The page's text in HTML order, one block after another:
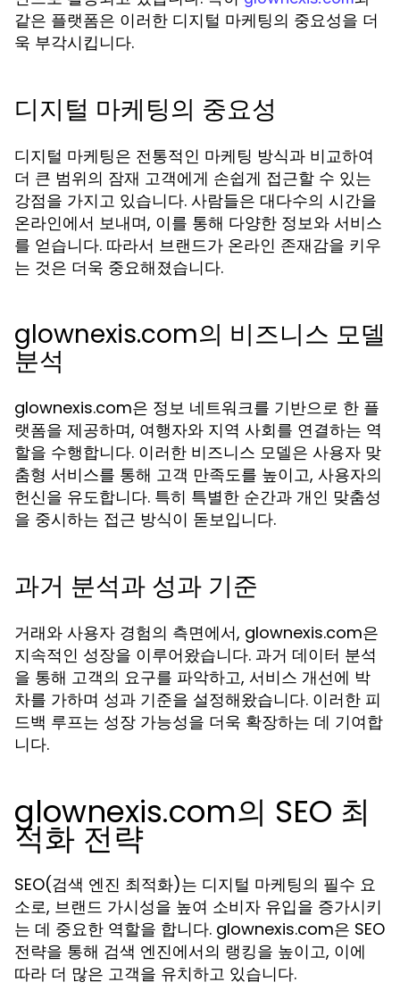
같은 플랫폼은 이러한 디지털 마케팅의 중요성을 더
욱 부각시킵니다.
디지털 마케팅의 중요성
디지털 마케팅은 전통적인 마케팅 방식과 비교하여
더 큰 범위의 잠재 고객에게 손쉽게 접근할 수 있는
강점을 가지고 있습니다. 사람들은 대다수의 시간을
온라인에서 보내며, 이를 통해 다양한 정보와 서비스
를 얻습니다. 따라서 브랜드가 온라인 존재감을 키우
는 것은 더욱 중요해졌습니다.
glownexis.com의 비즈니스 모델
분석
glownexis.com은 정보 네트워크를 기반으로 한 플
랫폼을 제공하며, 여행자와 지역 사회를 연결하는 역
할을 수행합니다. 이러한 비즈니스 모델은 사용자 맞
춤형 서비스를 통해 고객 만족도를 높이고, 사용자의
헌신을 유도합니다. 특히 특별한 순간과 개인 맞춤성
을 중시하는 접근 방식이 돋보입니다.
과거 분석과 성과 기준
거래와 사용자 경험의 측면에서, glownexis.com은
지속적인 성장을 이루어왔습니다. 과거 데이터 분석
을 통해 고객의 요구를 파악하고, 서비스 개선에 박
차를 가하며 성과 기준을 설정해왔습니다. 이러한 피
드백 루프는 성장 가능성을 더욱 확장하는 데 기여합
니다.
glownexis.com의 SEO 최
적화 전략
SEO(검색 엔진 최적화)는 디지털 마케팅의 필수 요
소로, 브랜드 가시성을 높여 소비자 유입을 증가시키
는 데 중요한 역할을 합니다. glownexis.com은 SEO
전략을 통해 검색 엔진에서의 랭킹을 높이고, 이에
따라 더 많은 고객을 유치하고 있습니다.